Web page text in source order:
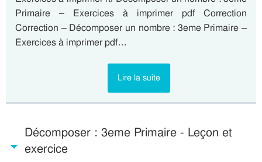
Primaire – Exercices à imprimer pdf Correction
Correction – Décomposer un nombre : 3eme Primaire –
Exercices à imprimer pdf…
Lire la suite
Décomposer : 3eme Primaire - Leçon et
exercice